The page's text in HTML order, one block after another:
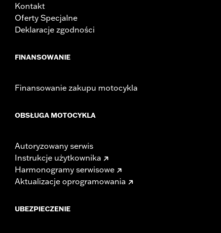
Kontakt
Oferty Specjalne
Deklaracje zgodności
FINANSOWANIE
Finansowanie zakupu motocykla
OBSŁUGA MOTOCYKLA
Autoryzowany serwis
Instrukcje użytkownika
Harmonogramy serwisowe
Aktualizacje oprogramowania
UBEZPIECZENIE